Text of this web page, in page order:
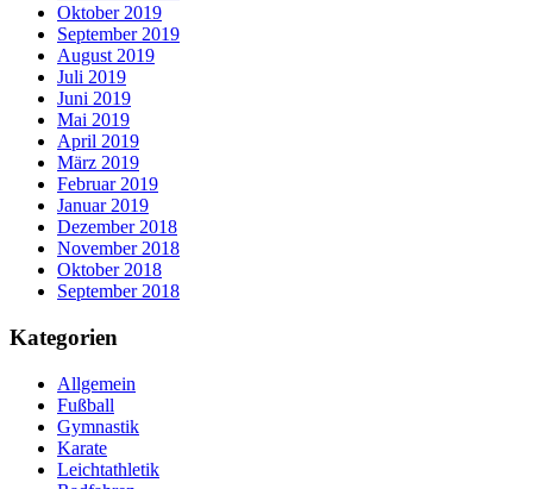
Oktober 2019
September 2019
August 2019
Juli 2019
Juni 2019
Mai 2019
April 2019
März 2019
Februar 2019
Januar 2019
Dezember 2018
November 2018
Oktober 2018
September 2018
Kategorien
Allgemein
Fußball
Gymnastik
Karate
Leichtathletik